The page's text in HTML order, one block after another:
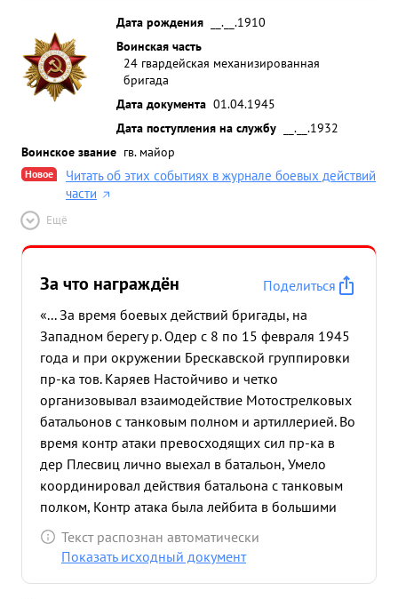
Дата рождения
__.__.1910
Воинская часть
24 гвардейская механизированная
бригада
Дата документа 01.04.1945
Дата поступления на службу
__.__.1932
Воинское звание гв. майор
Новое
Читать об этих событиях в журнале боевых действий
части
Ещё
За что награждён
Поделиться
«... За время боевых действий бригады, на
Западном берегу р. Одер с 8 по 15 февраля 1945
года и при окружении Брескавской группировки
пр-ка тов. Каряев Настойчиво и четко
организовывал взаимодействие Мотострелковых
батальонов с танковым полном и артиллерией. Во
время контр атаки превосходящих сил пр-ка в
дер Плесвиц лично выехал в батальон, Умело
координировал действия батальона с танковым
полком, Контр атака была лейбита в большими
потерями для противника. получением приказа
на наступление на сел Домелау тов. Каряев
Текст распознан автоматически
Показать исходный документ